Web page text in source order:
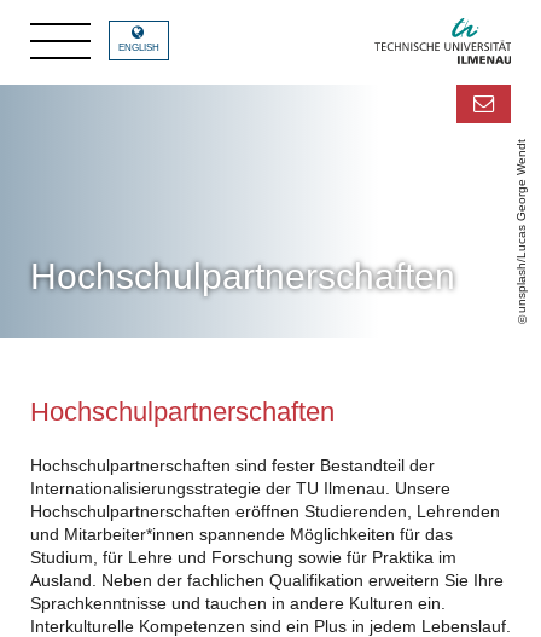
unsplash/Lucas George Wendt
ENGLISH
Hochschulpartnerschaften
Hochschulpartnerschaften
Hochschulpartnerschaften sind fester Bestandteil der
Internationalisierungsstrategie der TU Ilmenau. Unsere
Hochschulpartnerschaften eröffnen Studierenden, Lehrenden
und Mitarbeiter*innen spannende Möglichkeiten für das
Studium, für Lehre und Forschung sowie für Praktika im
Ausland. Neben der fachlichen Qualifikation erweitern Sie Ihre
Sprachkenntnisse und tauchen in andere Kulturen ein.
Interkulturelle Kompetenzen sind ein Plus in jedem Lebenslauf.